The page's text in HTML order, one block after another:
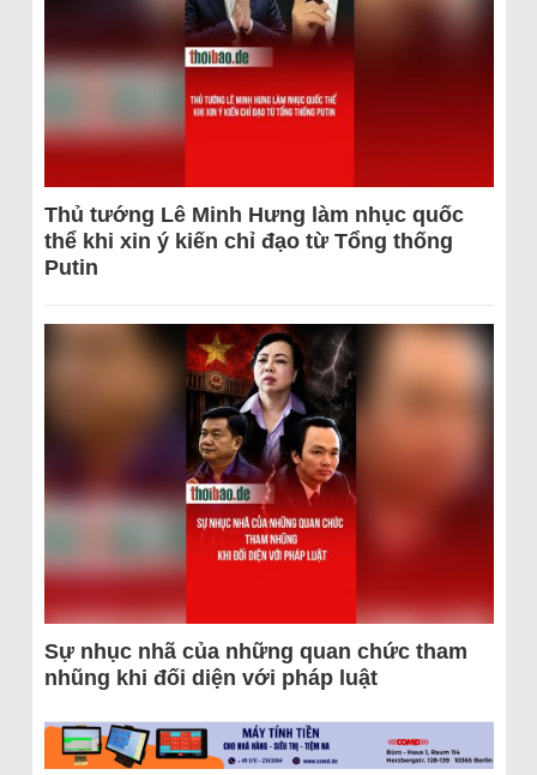
Thủ tướng Lê Minh Hưng làm nhục quốc
thể khi xin ý kiến chỉ đạo từ Tổng thống
Putin
Sự nhục nhã của những quan chức tham
nhũng khi đối diện với pháp luật